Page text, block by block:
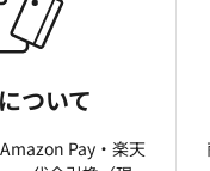
ついて
Pay・楽天